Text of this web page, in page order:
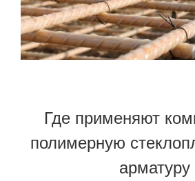
Где применяют
полимерную
арматуру